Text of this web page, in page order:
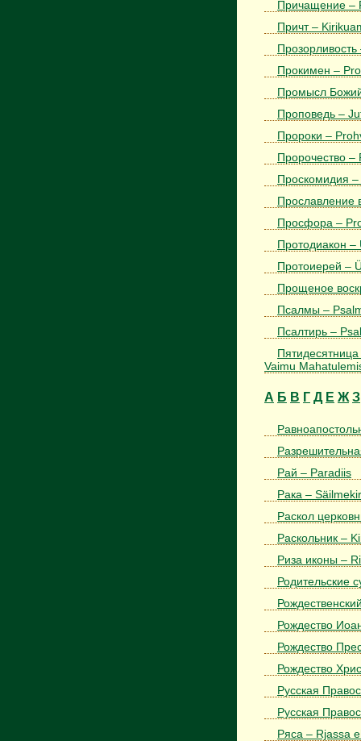
Причащение –
Причт –
Прокимен –
Промысл
Проповедь –
Пророки –
Пророчество –
Проскомидия
Прославление
Просфора –
Протодиакон –
Протоиерей –
Прощеное
Псалмы –
Псалтирь –
Vaimu
А Б В Г Д Е Ж З
Рай – Paradiis
Рака –
Раскол
Раскольник –
Риза иконы –
Родительские
Рождество
Рождество
Рождество
Русская
Русская
Ряса – Rjassa